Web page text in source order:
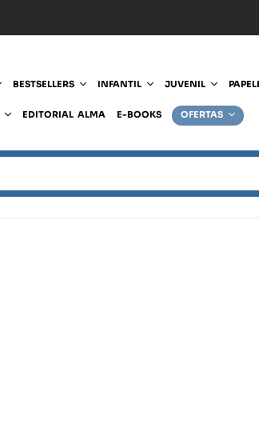
BESTSELLERS INFANTIL JUVENIL
EDITORIAL ALMA E-BOOKS OFERTAS